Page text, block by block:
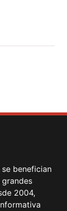
benefician
2004,